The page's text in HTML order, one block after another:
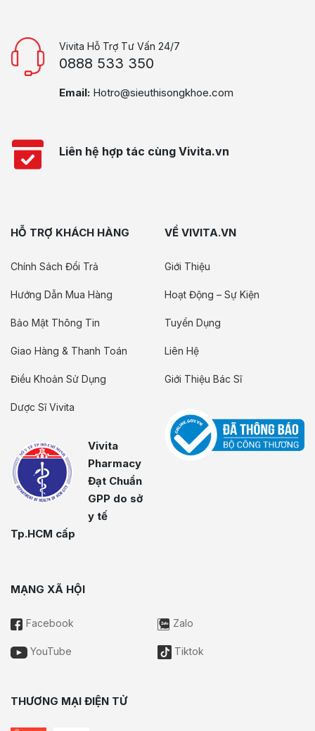
Vivita Hỗ Trợ Tư Vấn 24/7
0888 533 350
Email: Hotro@sieuthisongkhoe.com
Liên hệ hợp tác cùng Vivita.vn
HỖ TRỢ KHÁCH HÀNG
Chính Sách Đổi Trả
Hướng Dẫn Mua Hàng
Bảo Mật Thông Tin
Giao Hàng & Thanh Toán
Điều Khoản Sử Dụng
Dược Sĩ Vivita
Vivita
Pharmacy
Đạt Chuẩn
GPP do sở
y tế
Tp.HCM cấp
VỀ VIVITA.VN
Giới Thiệu
Hoạt Động – Sự Kiện
Tuyển Dụng
Liên Hệ
Giới Thiệu Bác Sĩ
MẠNG XÃ HỘI
Facebook Zalo
YouTube Tiktok
THƯƠNG MẠI ĐIỆN TỬ